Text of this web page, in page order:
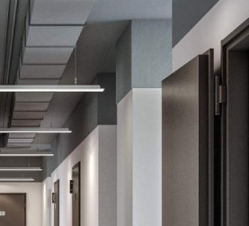
на карте
Кладовая номер 66К общей
м этаже в ЖК «1-й Лермонтовский».
2% на покупку 2-й и последующей